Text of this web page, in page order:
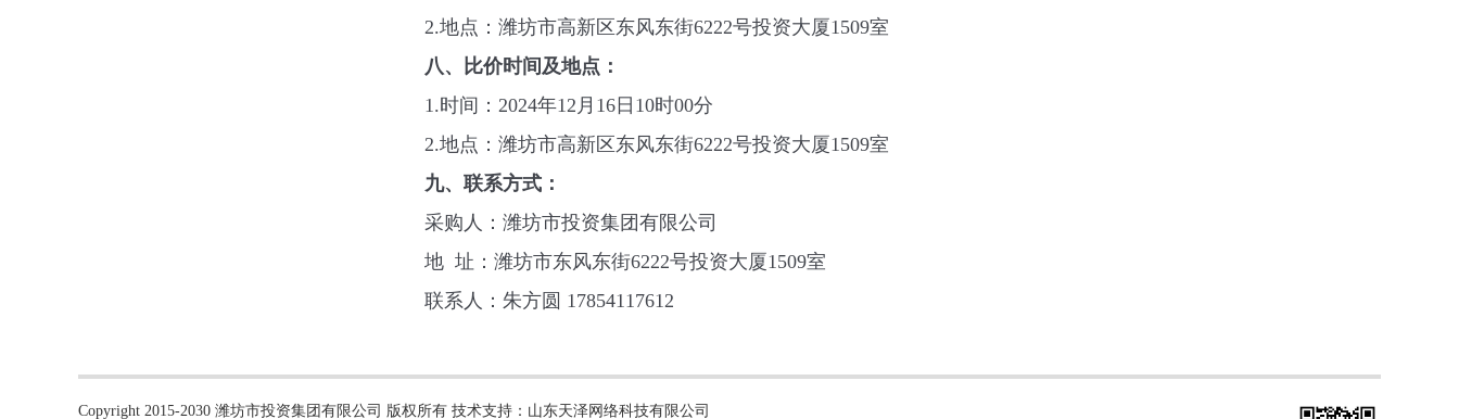
2.地点： 潍坊市高新区东风东街6222号投资大厦1509室
八、
比价时间及地点 ：
1.时间： 2024年12 月 16日 10时00分
2.地点：潍坊市高新区东风东街6222号投资大厦1509室
九、联系方式：
采购人： 潍坊市投资集团有限公司
地 址：潍坊市东风东街6222号投资大厦1509室
联系人： 朱方圆 17854117612
Copyright 2015-2030 潍坊市投资集团有限公司 版权所有 技术支持：山东天泽网络科技有限公司